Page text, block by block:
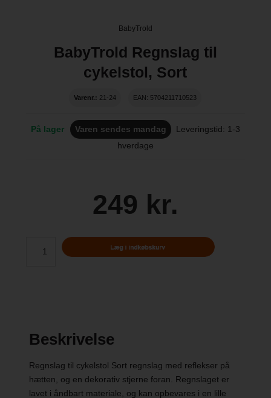
BabyTrold
BabyTrold Regnslag til
cykelstol, Sort
Varenr.: 21-24 EAN: 5704211710523
På lager Varen sendes mandag
Leveringstid: 1-3
hverdage
249 kr.
Beskrivelse
Regnslag til cykelstol Sort regnslag med reflekser på
hætten, og en dekorativ stjerne foran. Regnslaget er
lavet i åndbart materiale, og kan opbevares i en lille